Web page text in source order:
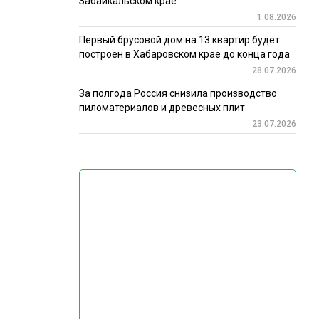
1.08.2026
Первый брусовой дом на 13 квартир будет
построен в Хабаровском крае до конца года
28.07.2026
За полгода Россия снизила производство
пиломатериалов и древесных плит
23.07.2026